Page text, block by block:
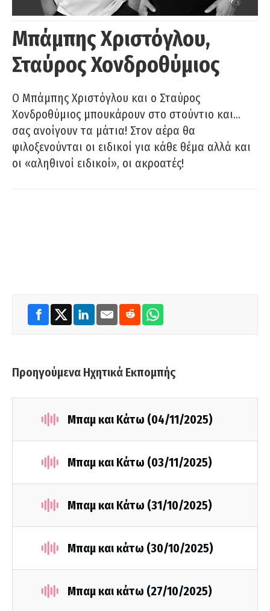
Μπάμπης Χριστόγλου,
Σταύρος Χονδροθύμιος
O Μπάμπης Χριστόγλου και ο Σταύρος
Χονδροθύμιος μπουκάρουν στο στούντιο και…
σας ανοίγουν τα μάτια! Στον αέρα θα
φιλοξενούνται οι ειδικοί για κάθε θέμα αλλά και
οι «αληθινοί ειδικοί», οι ακροατές!
Προηγούμενα Ηχητικά Εκπομπής
Μπαμ και Κάτω (04/11/2025)
Μπαμ και Κάτω (03/11/2025)
Μπαμ και Κάτω (31/10/2025)
Μπαμ και κάτω (30/10/2025)
Μπαμ και κάτω (27/10/2025)